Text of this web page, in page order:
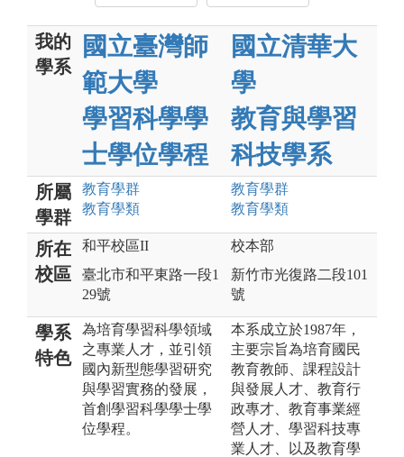
我的
學系
國立臺灣師
範大學
學習科學學
士學位學程
國立清華大
學
教育與學習
科技學系
所屬
學群
教育學群
教育學類
教育學群
教育學類
所在
校區
和平校區II
臺北市和平東路一段1
29號
校本部
新竹市光復路二段101
號
學系
特色
為培育學習科學領域
之專業人才，並引領
國內新型態學習研究
與學習實務的發展，
首創學習科學學士學
位學程。
本系成立於1987年，
主要宗旨為培育國民
教育教師、課程設計
與發展人才、教育行
政專才、教育事業經
營人才、學習科技專
業人才、以及教育學